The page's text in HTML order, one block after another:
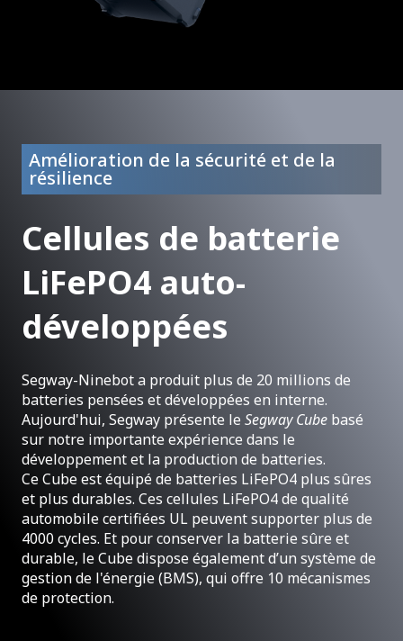
Amélioration de la sécurité et de la
résilience
Cellules de batterie
LiFePO4 auto-
développées
Segway-Ninebot a produit plus de 20 millions de
batteries pensées et développées en interne.
Aujourd'hui, Segway présente le Segway Cube basé
sur notre importante expérience dans le
développement et la production de batteries.
Ce Cube est équipé de batteries LiFePO4 plus sûres
et plus durables. Ces cellules LiFePO4 de qualité
automobile certifiées UL peuvent supporter plus de
4000 cycles. Et pour conserver la batterie sûre et
durable, le Cube dispose également d’un système de
gestion de l'énergie (BMS), qui offre 10 mécanismes
de protection.